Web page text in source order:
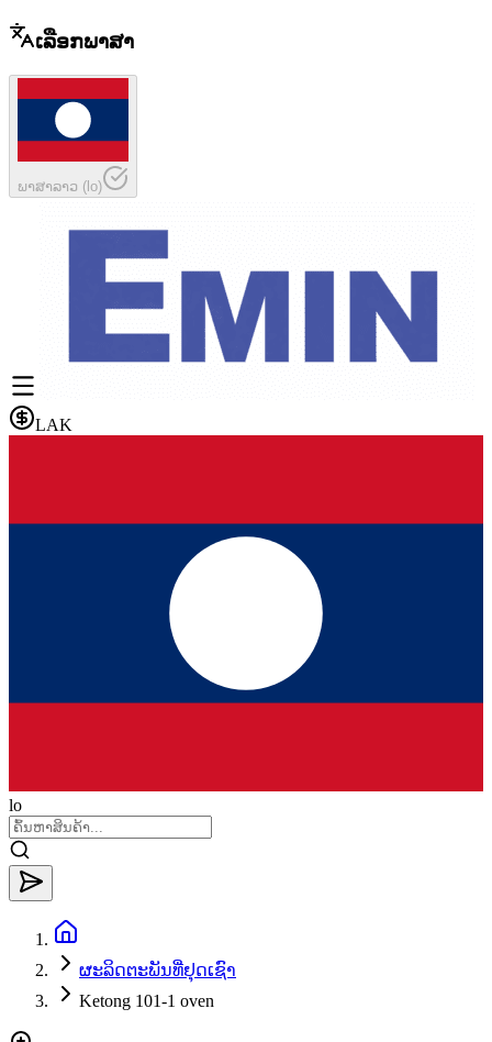
ເລືອກພາສາ
ພາສາລາວ (lo)
LAK
lo
ຜະລິດຕະພັນທີ່ຢຸດເຊົາ
Ketong 101-1 oven